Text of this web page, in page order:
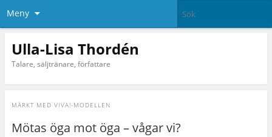
Meny
Ulla-Lisa Thordén
Talare, säljtränare, författare
MÄRKT MED VIVA!-MODELLEN
Mötas öga mot öga – vågar vi?